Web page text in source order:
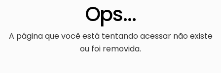
Ops...
A página que você está tentando acessar não existe
ou foi removida.